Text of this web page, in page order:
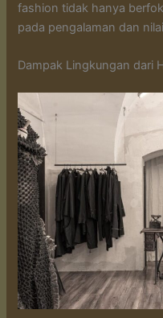
fashion tidak hanya
pada pengalaman dan
Dampak Lingkungan dari